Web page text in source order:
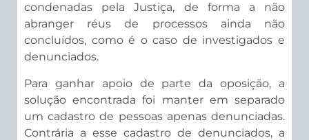
condenadas pela Justiça, de forma a não
abranger réus de processos ainda não
concluídos, como é o caso de investigados e
denunciados.
Para ganhar apoio de parte da oposição, a
solução encontrada foi manter em separado
um cadastro de pessoas apenas denunciadas.
Contrária a esse cadastro de denunciados, a